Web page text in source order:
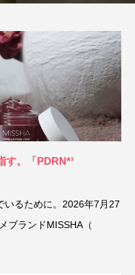
Apieu
。
重さゼロ。進化を
「ミシャ M プロ ブ
ョン」誕生
2026.07.06
す。「PDRN*¹
いるために。2026年7月27
ブランドMISSHA（